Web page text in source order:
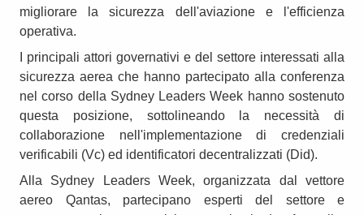
migliorare la sicurezza dell'aviazione e l'efficienza
operativa.
I principali attori governativi e del settore interessati alla
sicurezza aerea che hanno partecipato alla conferenza
nel corso della Sydney Leaders Week hanno sostenuto
questa posizione, sottolineando la necessità di
collaborazione nell'implementazione di credenziali
verificabili (Vc) ed identificatori decentralizzati (Did).
Alla Sydney Leaders Week, organizzata dal vettore
aereo Qantas, partecipano esperti del settore e